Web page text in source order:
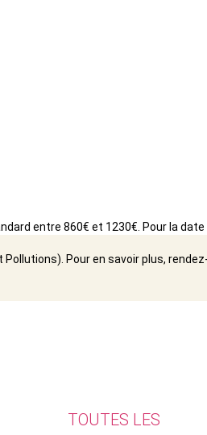
entre 860€ et 1230€. Pour la
Pour en savoir plus,
TOUTES LES